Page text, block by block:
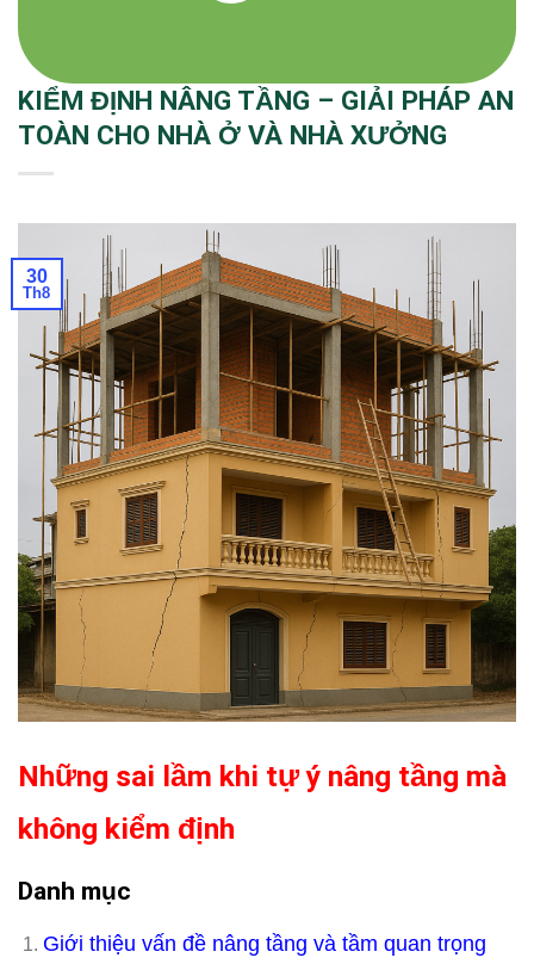
KIỂM ĐỊNH NÂNG TẦNG – GIẢI PHÁP AN
TOÀN CHO NHÀ Ở VÀ NHÀ XƯỞNG
30
Th8
Những sai lầm khi tự ý nâng tầng mà
không kiểm định
Danh mục
Giới thiệu vấn đề nâng tầng và tầm quan trọng